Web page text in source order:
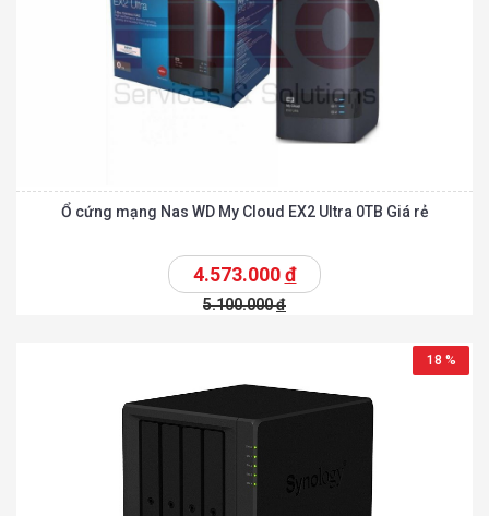
Ổ cứng mạng Nas WD My Cloud EX2 Ultra 0TB Giá rẻ
4.573.000đ
5.100.000đ
18 %